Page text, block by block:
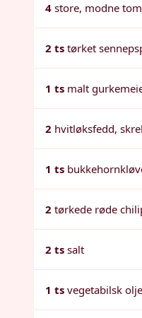
4 store, modne
2 ts tørket
1 ts malt
2 hvitløksfedd,
1 ts
2 tørkede røde
2 ts salt
1 ts vegetabilsk olje